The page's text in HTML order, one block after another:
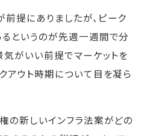
提にありましたが、ピーク
というのが先週一週間で分
気がいい前提でマーケットを
アウト時期について目を凝ら
の新しいインフラ法案がどの